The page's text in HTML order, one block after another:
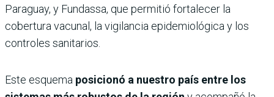
Paraguay, y Fundassa, que permitió fortalecer la
cobertura vacunal, la vigilancia epidemiológica y los
controles sanitarios.
Este esquema posicionó a nuestro país entre los